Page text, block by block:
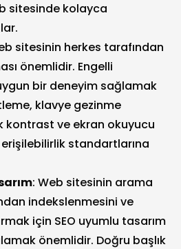
sitesinde kolayca
sitesinin herkes tarafından
önemlidir. Engelli
bir deneyim sağlamak
klavye gezinme
kontrast ve ekran okuyucu
standartlarına
: Web sitesinin arama
indekslenmesini ve
için SEO uyumlu tasarım
önemlidir. Doğru başlık